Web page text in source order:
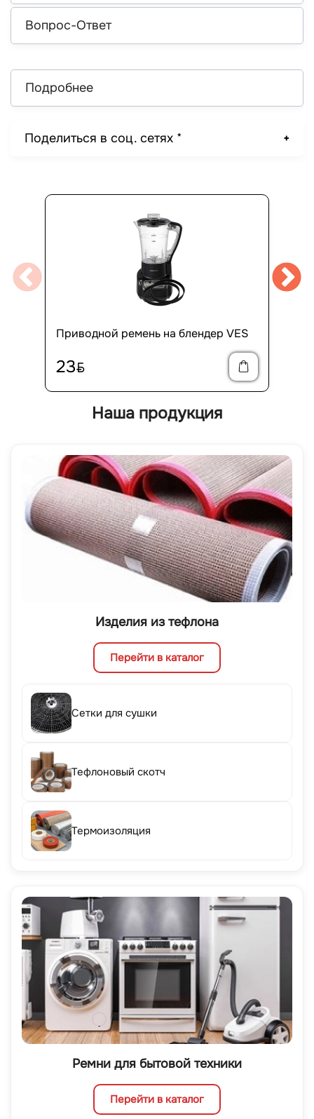
Вопрос-Ответ
Подробнее
Поделиться в соц. сетях *
Приводной ремень на блендер VES
23BYN
Наша продукция
Изделия из тефлона
Перейти в каталог
Сетки для сушки
Тефлоновый скотч
Термоизоляция
Ремни для бытовой техники
Перейти в каталог